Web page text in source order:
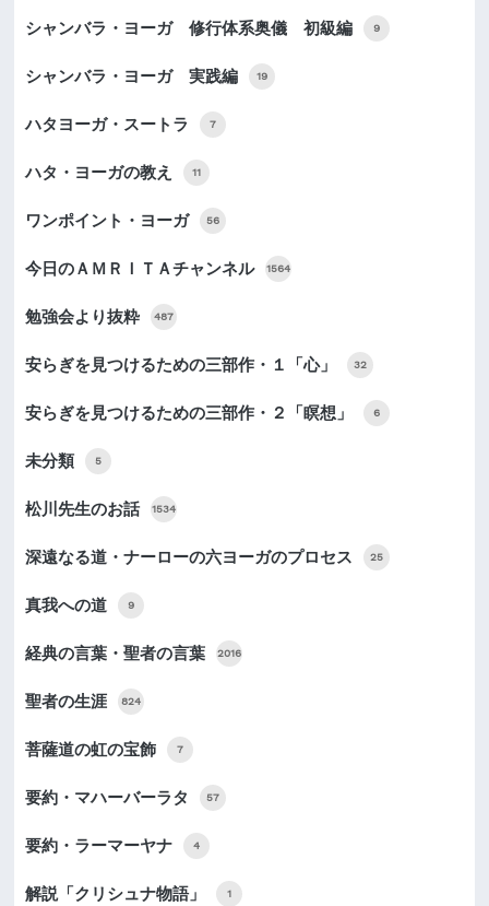
シャンバラ・ヨーガ 修行体系奥儀 初級編 9
シャンバラ・ヨーガ 実践編 19
ハタヨーガ・スートラ 7
ハタ・ヨーガの教え 11
ワンポイント・ヨーガ 56
今日のＡＭＲＩＴＡチャンネル 1564
勉強会より抜粋 487
安らぎを見つけるための三部作・１「心」 32
安らぎを見つけるための三部作・２「瞑想」 6
未分類 5
松川先生のお話 1534
深遠なる道・ナーローの六ヨーガのプロセス 25
真我への道 9
経典の言葉・聖者の言葉 2016
聖者の生涯 824
菩薩道の虹の宝飾 7
要約・マハーバーラタ 57
要約・ラーマーヤナ 4
解説「クリシュナ物語」 1